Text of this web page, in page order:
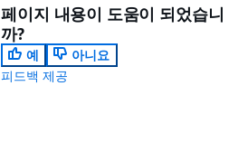
페이지 내용이 도움이 되었습니
까?
예
아니요
피드백 제공